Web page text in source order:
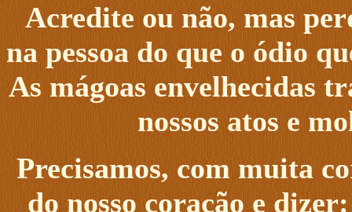
Acredite ou não, mas
na pessoa do que o ódio
As mágoas envelhecidas
nossos atos e
Precisamos, com muita
do nosso coração e